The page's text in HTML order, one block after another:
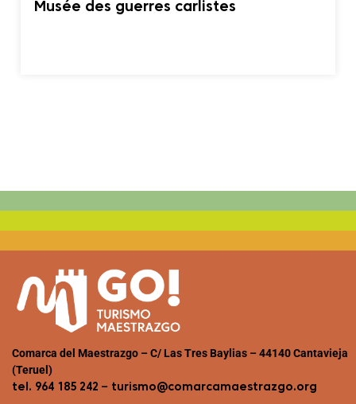
Musée des guerres carlistes
Comarca del Maestrazgo – C/ Las Tres Baylias – 44140 Cantavieja
(Teruel)
tel. 964 185 242 – turismo@comarcamaestrazgo.org